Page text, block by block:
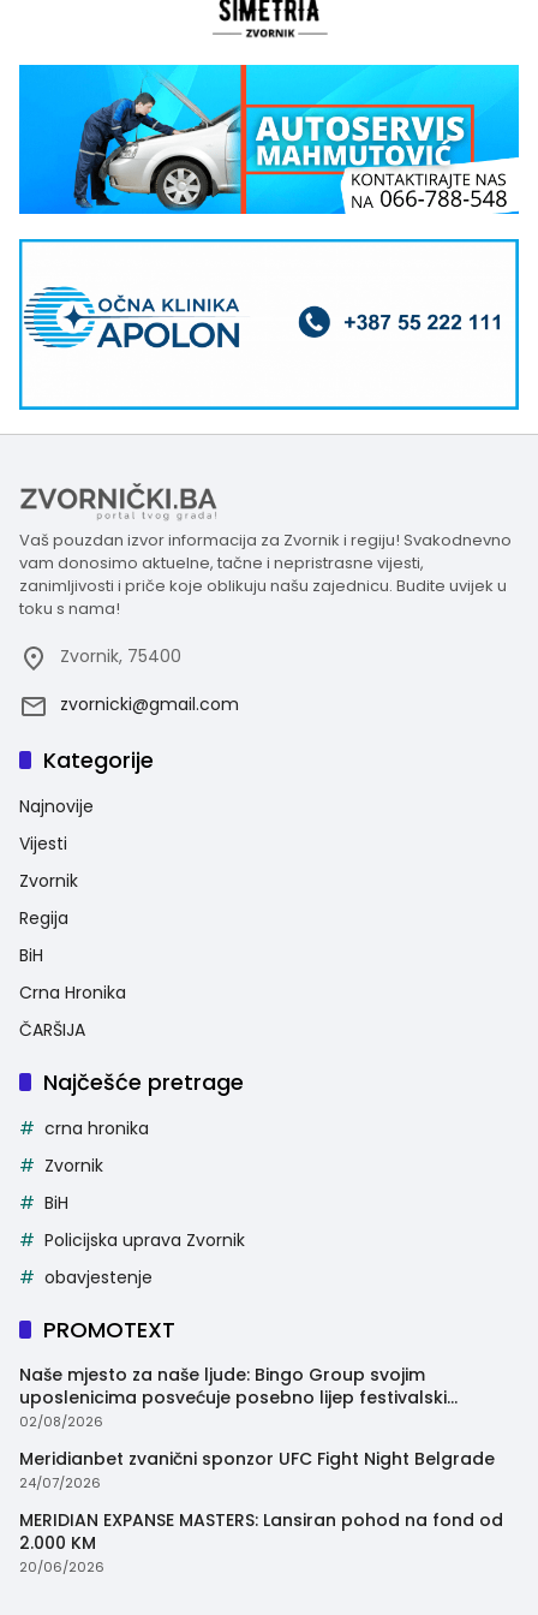
Vaš pouzdan izvor informacija za Zvornik i regiju! Svakodnevno
vam donosimo aktuelne, tačne i nepristrasne vijesti,
zanimljivosti i priče koje oblikuju našu zajednicu. Budite uvijek u
toku s nama!
Zvornik, 75400
zvornicki@gmail.com
Kategorije
Najnovije
Vijesti
Zvornik
Regija
BiH
Crna Hronika
ČARŠIJA
Najčešće pretrage
crna hronika
Zvornik
BiH
Policijska uprava Zvornik
obavjestenje
PROMOTEXT
Naše mjesto za naše ljude: Bingo Group svojim
uposlenicima posvećuje posebno lijep festivalski
trenutak
02/08/2026
Meridianbet zvanični sponzor UFC Fight Night Belgrade
24/07/2026
MERIDIAN EXPANSE MASTERS: Lansiran pohod na fond od
2.000 KM
20/06/2026